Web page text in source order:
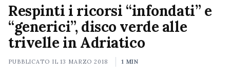
Respinti i ricorsi “infondati” e
“generici”, disco verde alle
trivelle in Adriatico
PUBBLICATO IL13 MARZO 2018 1 MIN